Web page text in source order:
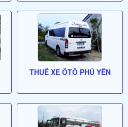
THUÊ XE ÔTÔ PHÚ YÊN